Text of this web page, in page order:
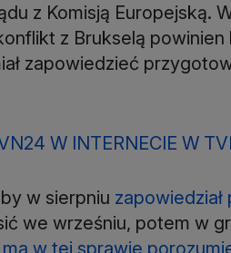
z Komisją Europejską.
z Brukselą
zapowiedzieć
W INTERNECIE W
w sierpniu
we wrześniu, potem w
ma w tej sprawie